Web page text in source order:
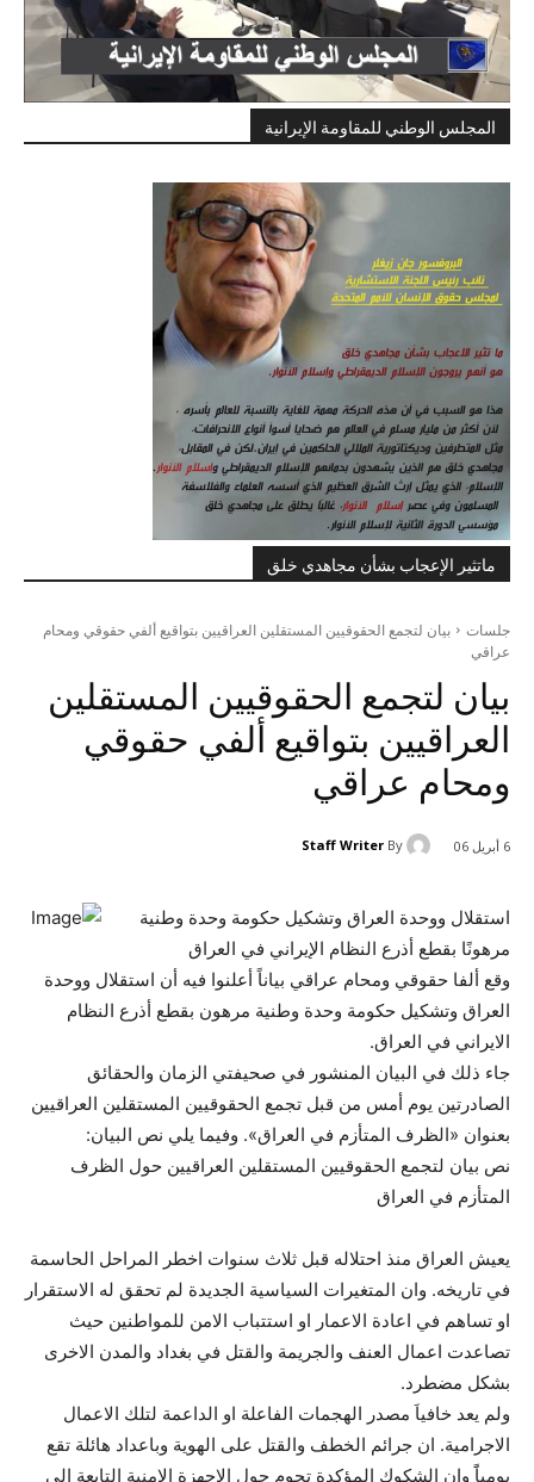
المجلس الوطني للمقاومة الإيرانية
ماتثير الإعجاب بشأن مجاهدي خلق
جلسات
بيان لتجمع الحقوقيين المستقلين العراقيين بتواقيع ألفي حقوقي ومحام
عراقي
بيان لتجمع الحقوقيين المستقلين
العراقيين بتواقيع ألفي حقوقي
ومحام عراقي
6 أبريل 06 By
Staff Writer
استقلال ووحدة العراق وتشكيل حكومة وحدة وطنية
مرهونًا بقطع أذرع النظام الإيراني في العراق
وقع ألفا حقوقي ومحام عراقي بياناً أعلنوا فيه أن استقلال ووحدة
العراق وتشكيل حكومة وحدة وطنية مرهون بقطع أذرع النظام
الايراني في العراق.
جاء ذلك في البيان المنشور في صحيفتي الزمان والحقائق
الصادرتين يوم أمس من قبل تجمع الحقوقيين المستقلين العراقيين
بعنوان «الظرف المتأزم في العراق». وفيما يلي نص البيان:
نص بيان لتجمع الحقوقيين المستقلين العراقيين حول الظرف
المتأزم في العراق
يعيش العراق منذ احتلاله قبل ثلاث سنوات اخطر المراحل الحاسمة
في تاريخه. وان المتغيرات السياسية الجديدة لم تحقق له الاستقرار
او تساهم في اعادة الاعمار او استتباب الامن للمواطنين حيث
تصاعدت اعمال العنف والجريمة والقتل في بغداد والمدن الاخرى
بشكل مضطرد.
ولم يعد خافياَ مصدر الهجمات الفاعلة او الداعمة لتلك الاعمال
الاجرامية. ان جرائم الخطف والقتل على الهوية وباعداد هائلة تقع
يومياًَ وان الشكوك المؤكدة تحوم حول الاجهزة الامنية التابعة الى